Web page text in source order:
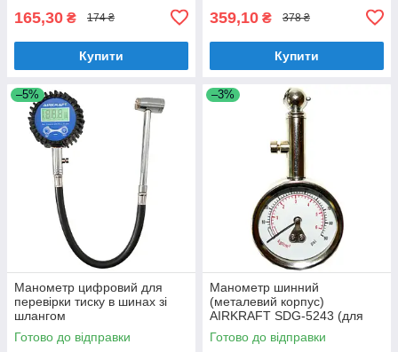
165,30 ₴ 174 ₴
Купити
359,10 ₴ 378 ₴
Купити
–5%
Манометр цифровий для
перевірки тиску в шинах зі
шлангом
Готово до відправки
–3%
Манометр шинний
(металевий корпус)
AIRKRAFT SDG-5243 (для
шин, вимірювач тиску,
автомобільний)
Готово до відправки